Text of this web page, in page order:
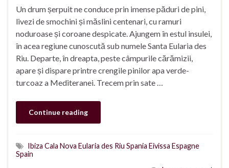
Un drum șerpuit ne conduce prin imense păduri de pini,
livezi de smochini și măslini centenari, cu ramuri
noduroase și coroane despicate. Ajungem în estul insulei,
în acea regiune cunoscută sub numele Santa Eularia des
Riu. Departe, în dreapta, peste câmpurile cărămizii,
apare și dispare printre crengile pinilor apa verde-
turcoaz a Mediteranei. Trecem prin sate …
Continue reading
Ibiza Cala Nova Eularia des Riu Spania Eivissa Espagne
Spain